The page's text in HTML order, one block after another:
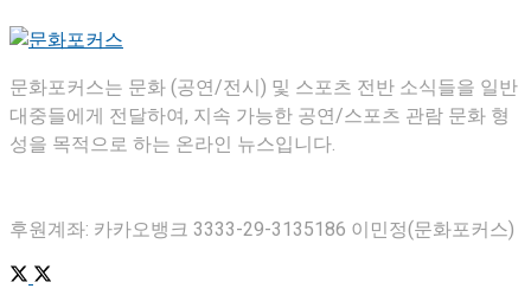
문화포커스는 문화 (공연/전시) 및 스포츠 전반 소식들을 일반
대중들에게 전달하여, 지속 가능한 공연/스포츠 관람 문화 형
성을 목적으로 하는 온라인 뉴스입니다.
후원계좌: 카카오뱅크 3333-29-3135186 이민정(문화포커스)